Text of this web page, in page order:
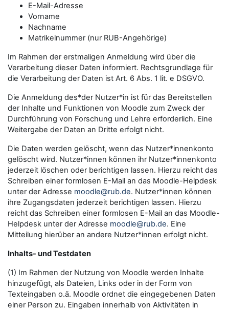
E-Mail-Adresse
Vorname
Nachname
Matrikelnummer (nur RUB-Angehörige)
Im Rahmen der erstmaligen Anmeldung wird über die
Verarbeitung dieser Daten informiert. Rechtsgrundlage für
die Verarbeitung der Daten ist Art. 6 Abs. 1 lit. e DSGVO.
Die Anmeldung des*der Nutzer*in ist für das Bereitstellen
der Inhalte und Funktionen von Moodle zum Zweck der
Durchführung von Forschung und Lehre erforderlich. Eine
Weitergabe der Daten an Dritte erfolgt nicht.
Die Daten werden gelöscht, wenn das Nutzer*innenkonto
gelöscht wird. Nutzer*innen können ihr Nutzer*innenkonto
jederzeit löschen oder berichtigen lassen. Hierzu reicht das
Schreiben einer formlosen E-Mail an das Moodle-Helpdesk
unter der Adresse moodle@rub.de. Nutzer*innen können
ihre Zugangsdaten jederzeit berichtigen lassen. Hierzu
reicht das Schreiben einer formlosen E-Mail an das Moodle-
Helpdesk unter der Adresse moodle@rub.de. Eine
Mitteilung hierüber an andere Nutzer*innen erfolgt nicht.
Inhalts- und Testdaten
(1) Im Rahmen der Nutzung von Moodle werden Inhalte
hinzugefügt, als Dateien, Links oder in der Form von
Texteingaben o.ä. Moodle ordnet die eingegebenen Daten
einer Person zu. Eingaben innerhalb von Aktivitäten in